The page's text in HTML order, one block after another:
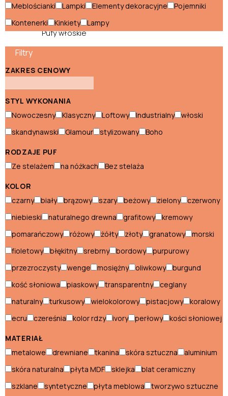
Narożniki włoskie
Pufy włoskie
Szafki nocne włoskie
Szafy włoskie
Szezlongi włoskie
Toaletki włoskie
Ogród
Akcesoria
Dekoracje
ogrodowe
Leżaki i
longi
Meble
ogrodowe
Namioty
i
siedziska
Donice
Dywany na
taras
Piecyki pod
ognisko
Skrzynie
Meblościanki
Lampki Elementy dekoracyjne
Pojemniki
Kontenerki
Kinkiety Lampy
Filtry
ZAKRES CENOWY
STYL WYKONANIA
Nowoczesny
Klasyczny Loftowy Industrialny
włoski
skandynawski
Glamour stylizowany Boho
RODZAJE PUF
Ze stelażem
na nóżkach Bez stelaża
KOLOR
czarny
biały brązowy szary beżowy zielony
czerwony
niebieski
naturalnego drewna grafitowy
kremowy
pomarańczowy
różowy żółty złoty granatowy
morski
fioletowy
błękitny srebrny bordowy
purpurowy
przezroczysty
wenge mosiężny oliwkowy
burgund
kość słoniowa
piaskowy transparentny
ceglany
naturalny
turkusowy wielokolorowy pistacjowy
koralowy
ecru
czereśnia kolor rdzy ivory perłowy kości słoniowej
MATERIAŁ
metalowe
drewniane tkanina skóra sztuczna
aluminium
skóra naturalna
płyta MDF sklejka
blat ceramiczny
szklane
syntetyczne płyta meblowa
tworzywo sztuczne